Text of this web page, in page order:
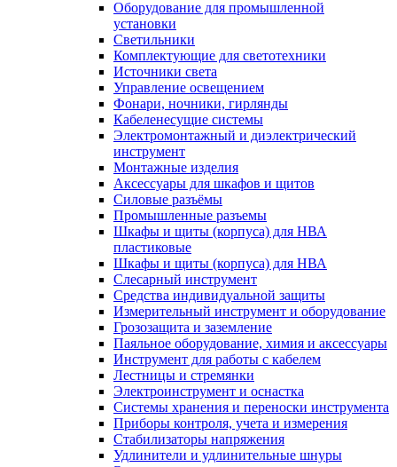
Оборудование для промышленной
установки
Светильники
Комплектующие для светотехники
Источники света
Управление освещением
Фонари, ночники, гирлянды
Кабеленесущие системы
Электромонтажный и диэлектрический
инструмент
Монтажные изделия
Аксессуары для шкафов и щитов
Силовые разъёмы
Промышленные разъемы
Шкафы и щиты (корпуса) для НВА
пластиковые
Шкафы и щиты (корпуса) для НВА
Слесарный инструмент
Средства индивидуальной защиты
Измерительный инструмент и оборудование
Грозозащита и заземление
Паяльное оборудование, химия и аксессуары
Инструмент для работы с кабелем
Лестницы и стремянки
Электроинструмент и оснастка
Системы хранения и переноски инструмента
Приборы контроля, учета и измерения
Стабилизаторы напряжения
Удлинители и удлинительные шнуры